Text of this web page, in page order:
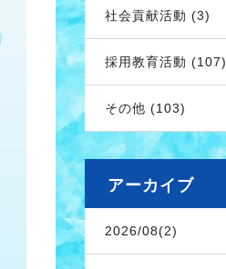
社会貢献活動 (3)
採用教育活動 (107)
その他 (103)
アーカイブ
2026/08(2)